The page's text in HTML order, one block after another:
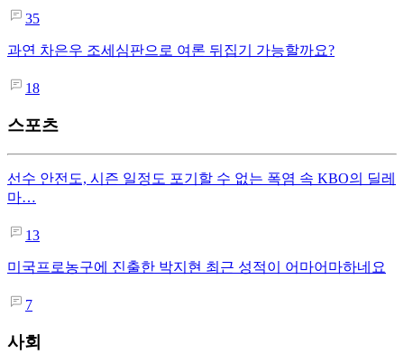
35
과연 차은우 조세심판으로 여론 뒤집기 가능할까요?
18
스포츠
선수 안전도, 시즌 일정도 포기할 수 없는 폭염 속 KBO의 딜레
마…
13
미국프로농구에 진출한 박지현 최근 성적이 어마어마하네요
7
사회